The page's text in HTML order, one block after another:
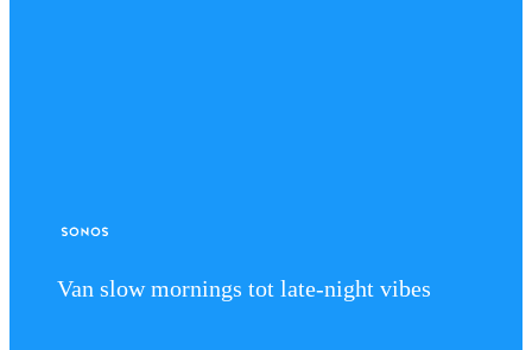
Van slow mornings tot late-night vibes